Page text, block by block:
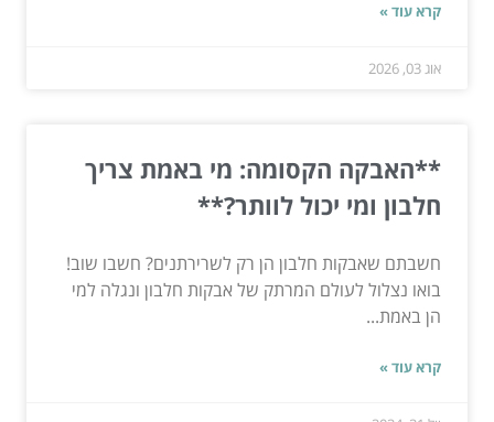
קרא עוד »
אוג 03, 2026
**האבקה הקסומה: מי באמת צריך
חלבון ומי יכול לוותר?**
חשבתם שאבקות חלבון הן רק לשרירתנים? חשבו שוב!
בואו נצלול לעולם המרתק של אבקות חלבון ונגלה למי
הן באמת...
קרא עוד »